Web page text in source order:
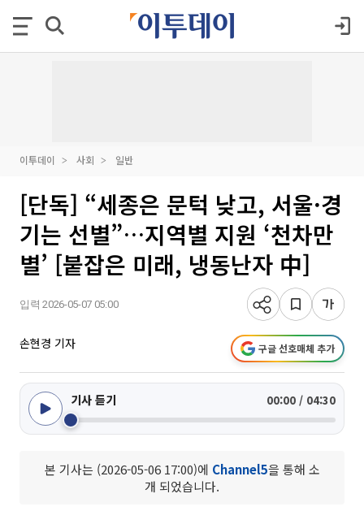
이투데이 사회 일반
[단독] “세종은 문턱 낮고, 서울·경
기는 선별”…지역별 지원 ‘천차만
별’ [붙잡은 미래, 냉동난자 中]
입력 2026-05-07 05:00
손현경 기자 구글 선호매체 추가
기사 듣기 00:00 / 04:30
본 기사는 (2026-05-06 17:00)에 Channel5을 통해 소
개 되었습니다.